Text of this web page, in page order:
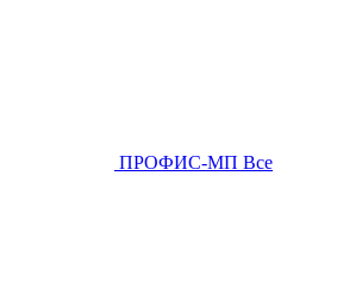
ПРОФИС-МП Все